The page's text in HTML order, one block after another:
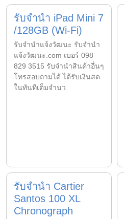
รับจำนำ iPad Mini 7
/128GB (Wi-Fi)
รับจํานําแจ้งวัฒนะ รับจํานํา
แจ้งวัฒนะ.com เบอร์ 098
829 3515 รับจำนำสินค้าอื่นๆ
โทรสอบถามได้ ได้รับเงินสด
ในทันทีเต็มจำนว
รับจำนำ Cartier
Santos 100 XL
Chronograph